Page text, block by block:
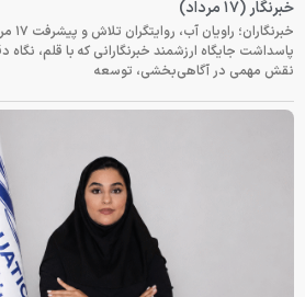
خبرنگار (۱۷ مرداد)
پاسداشت جایگاه ارزشمند خبرنگارانی که با قلم،
نقش مهمی در آگاهی‌بخشی، توسعه